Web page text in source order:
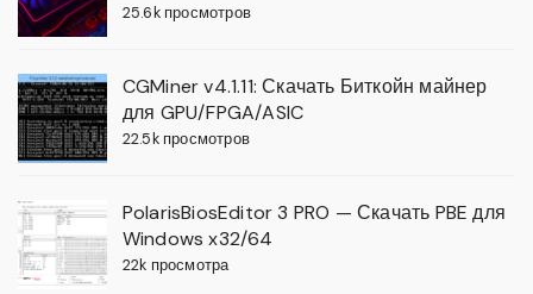
25.6k просмотров
CGMiner v4.1.11: Скачать Биткойн майнер
для GPU/FPGA/ASIC
22.5k просмотров
PolarisBiosEditor 3 PRO — Скачать PBE для
Windows x32/64
22k просмотра